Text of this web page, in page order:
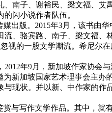
南子、谢裕民、梁文福、艾
闪小说作者队伍。
出版。2015年3月，该书由华
、骆宾路、南子、梁文福、
视的一股文学潮流。希尼尔
年9月，新加坡作家协会
新加坡国家艺术理事会主办
现状。并以新、中作家的作
赏与写作文学作品。其中，就